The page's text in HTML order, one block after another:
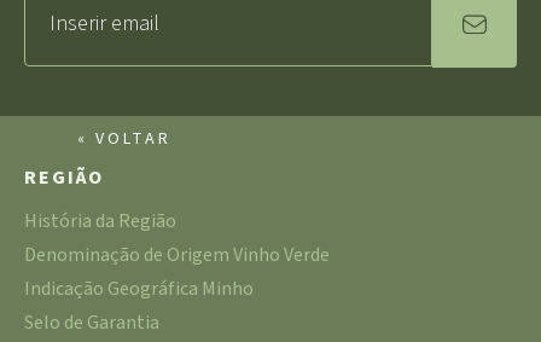
« VOLTAR
REGIÃO
História da Região
Denominação de Origem Vinho Verde
Indicação Geográfica Minho
Selo de Garantia